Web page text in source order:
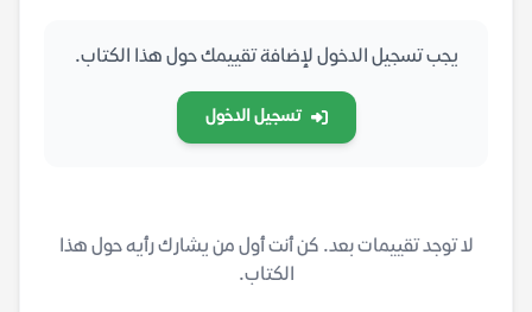
يجب تسجيل الدخول لإضافة تقييمك حول هذا الكتاب.
تسجيل الدخول
لا توجد تقييمات بعد. كن أنت أول من يشارك رأيه حول هذا
الكتاب.